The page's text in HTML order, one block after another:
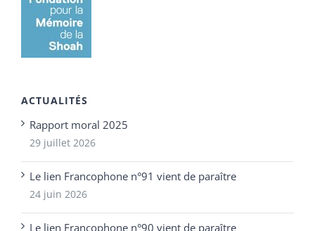
ACTUALITÉS
Rapport moral 2025
29 juillet 2026
Le lien Francophone n°91 vient de paraître
24 juin 2026
Le lien Francophone n°90 vient de paraître